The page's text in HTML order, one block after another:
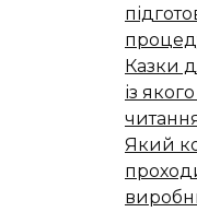
Казки
із
Який